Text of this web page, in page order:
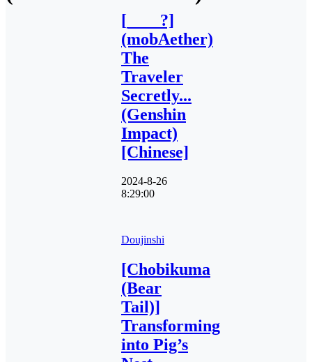
[____?]
(mobAether)
The
Traveler
Secretly...
(Genshin
Impact)
[Chinese]
2024-8-26
8:29:00
Doujinshi
[Chobikuma
(Bear
Tail)]
Transforming
into Pig’s